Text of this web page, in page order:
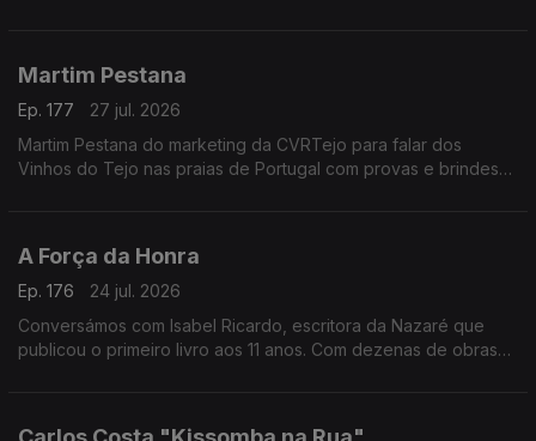
referência nacional e internacional na formação e
apresentação pianística.
Martim Pestana
Ep. 177
27 jul. 2026
Martim Pestana do marketing da CVRTejo para falar dos
Vinhos do Tejo nas praias de Portugal com provas e brindes
A Força da Honra
Ep. 176
24 jul. 2026
Conversámos com Isabel Ricardo, escritora da Nazaré que
publicou o primeiro livro aos 11 anos. Com dezenas de obras